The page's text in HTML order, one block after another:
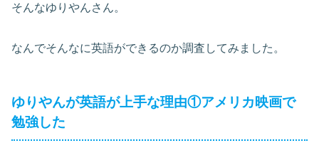
そんなゆりやんさん。
なんでそんなに英語ができるのか調査してみました。
ゆりやんが英語が上手な理由①アメリカ映画で
勉強した